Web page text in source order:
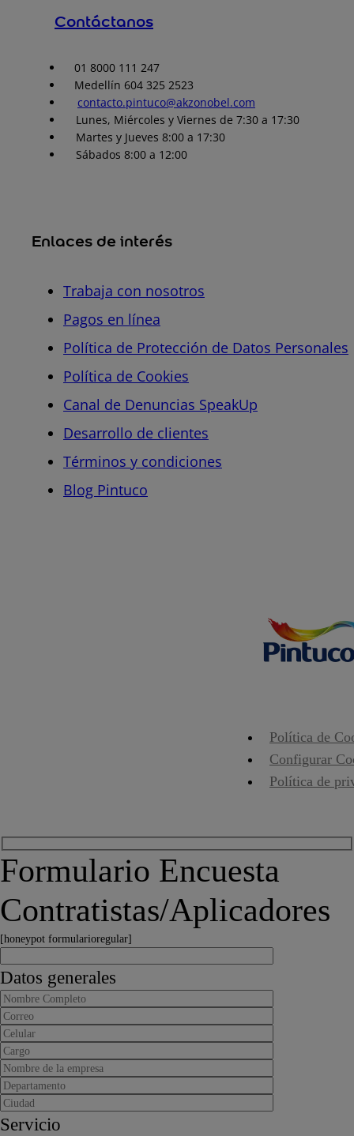
Contáctanos
01 8000 111 247
Medellín 604 325 2523
contacto.pintuco@akzonobel.com
Lunes, Miércoles y Viernes de 7:30 a 17:30
Martes y Jueves 8:00 a 17:30
Sábados 8:00 a 12:00
Enlaces de interés
Trabaja con nosotros
Pagos en línea
Política de Protección de Datos Personales
Política de Cookies
Canal de Denuncias SpeakUp
Desarrollo de clientes
Términos y condiciones
Blog Pintuco
Política de
Configurar
Política de
Formulario Encuesta
Contratistas/Aplicadores
[honeypot formularioregular]
Datos generales
Servicio